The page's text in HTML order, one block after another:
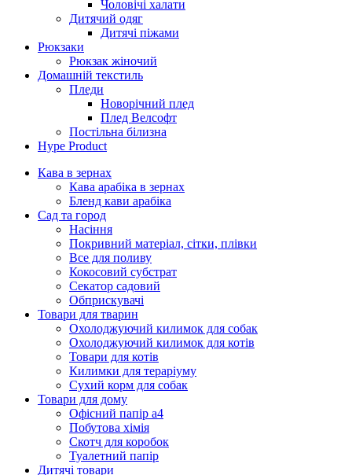
Чоловічі халати
Дитячий одяг
Дитячі піжами
Рюкзаки
Рюкзак жіночий
Домашній текстиль
Пледи
Новорічний плед
Плед Велсофт
Постільна білизна
Hype Product
Кава в зернах
Кава арабіка в зернах
Бленд кави арабіка
Сад та город
Насіння
Покривний матеріал, сітки, плівки
Все для поливу
Кокосовий субстрат
Секатор садовий
Обприскувачі
Товари для тварин
Охолоджуючий килимок для собак
Охолоджуючий килимок для котів
Товари для котів
Килимки для тераріуму
Сухий корм для собак
Товари для дому
Офісний папір а4
Побутова хімія
Скотч для коробок
Туалетний папір
Дитячі товари